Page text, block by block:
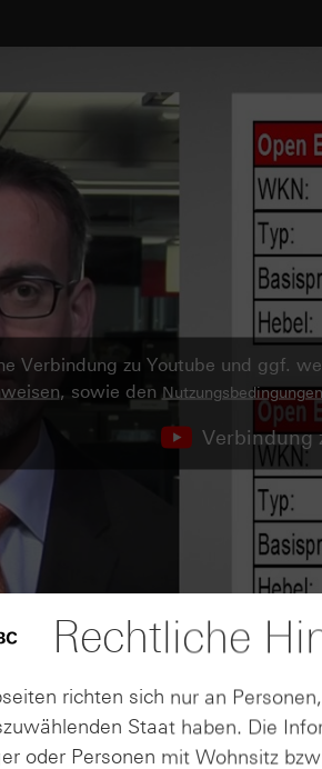
Verbindung zu Youtube und ggf.
, sowie den Nutzungsbedingungen
Verbindung
Rechtliche
richten sich nur an
Staat haben. Die
oder Personen mit Wohnsitz